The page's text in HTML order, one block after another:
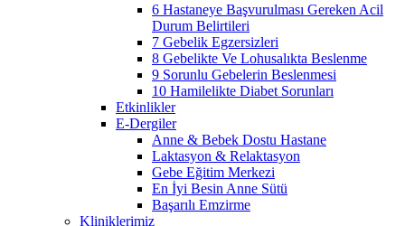
6 Hastaneye Başvurulması Gereken Acil
Durum Belirtileri
7 Gebelik Egzersizleri
8 Gebelikte Ve Lohusalıkta Beslenme
9 Sorunlu Gebelerin Beslenmesi
10 Hamilelikte Diabet Sorunları
Etkinlikler
E-Dergiler
Anne & Bebek Dostu Hastane
Laktasyon & Relaktasyon
Gebe Eğitim Merkezi
En İyi Besin Anne Sütü
Başarılı Emzirme
Kliniklerimiz